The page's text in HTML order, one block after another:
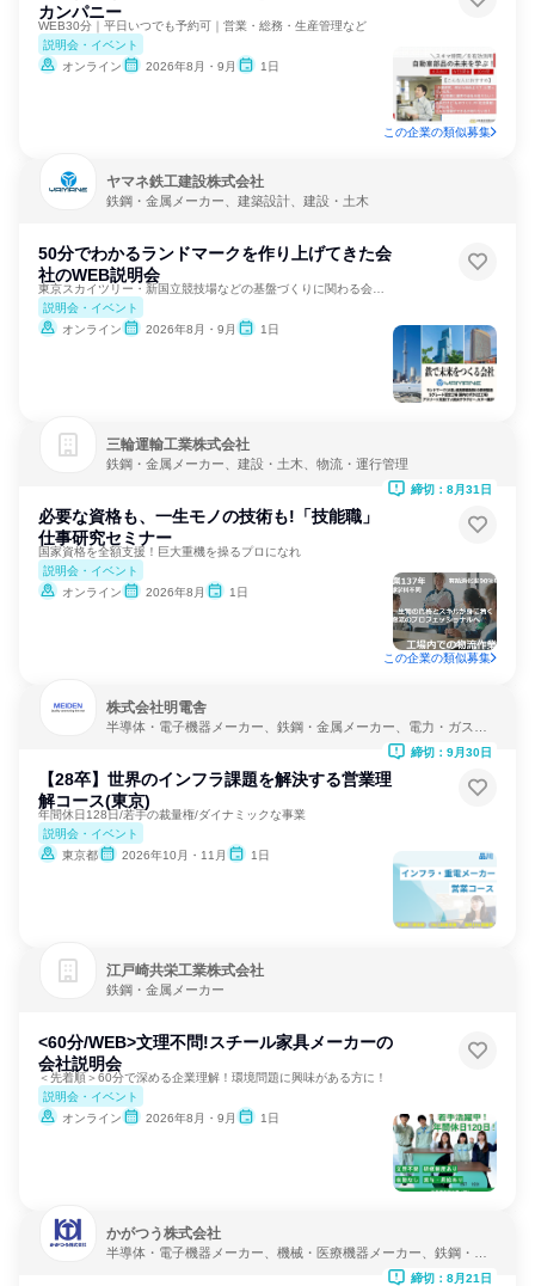
カンパニー
WEB30分｜平日いつでも予約可｜営業・総務・生産管理など
説明会・イベント
オンライン
2026年8月・9月 1日
この企業の類似募集
ヤマネ鉄工建設株式会社
鉄鋼・金属メーカー、建築設計、建設・土木
50分でわかるランドマークを作り上げてきた会
社のWEB説明会
説明会・イベント
オンライン
2026年8月・9月 1日
三輪運輸工業株式会社
鉄鋼・金属メーカー、建設・土木、物流・運行管理
必要な資格も、一生モノの技術も!「技能職」
仕事研究セミナー
国家資格を全額支援！巨大重機を操るプロになれ
説明会・イベント
オンライン
2026年8月 1日
締切：8月31日
この企業の類似募集
株式会社明電舎
半導体・電子機器メーカー、鉄鋼・金属メーカー、電力・ガス・
【28卒】世界のインフラ課題を解決する営業理
解コース(東京)
年間休日128日/若手の裁量権/ダイナミックな事業
説明会・イベント
東京都
2026年10月・11月 1日
締切：9月30日
江戸崎共栄工業株式会社
鉄鋼・金属メーカー
<60分/WEB>文理不問!スチール家具メーカーの
会社説明会
＜先着順＞60分で深める企業理解！環境問題に興味がある方に！
説明会・イベント
オンライン
2026年8月・9月 1日
かがつう株式会社
半導体・電子機器メーカー、機械・医療機器メーカー、鉄鋼・金
締切：8月21日